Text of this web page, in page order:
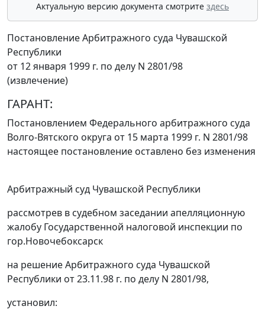
Актуальную версию документа смотрите здесь
Постановление Арбитражного суда Чувашской
Республики
от 12 января 1999 г. по делу N 2801/98
(извлечение)
ГАРАНТ:
Постановлением Федерального арбитражного суда
Волго-Вятского округа от 15 марта 1999 г. N 2801/98
настоящее постановление оставлено без изменения
Арбитражный суд Чувашской Республики
рассмотрев в судебном заседании апелляционную
жалобу Государственной налоговой инспекции по
гор.Новочебоксарск
на решениеАрбитражного суда Чувашской
Республики от 23.11.98 г. по делу N 2801/98,
установил: